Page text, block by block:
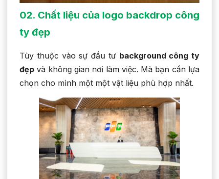
02. Chất liệu của logo backdrop công
ty đẹp
Tùy thuộc vào sự đầu tư background công ty
đẹp và không gian nơi làm việc. Mà bạn cần lựa
chọn cho mình một một vật liệu phù hợp nhất.